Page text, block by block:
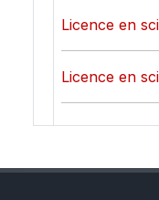
Licence en
Licence en